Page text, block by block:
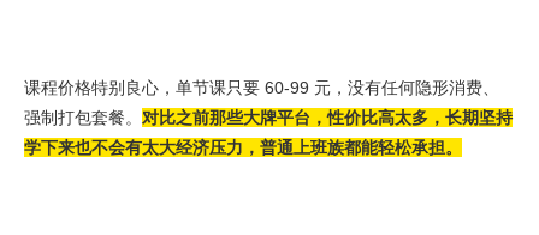
课程价格特别良心，单节课只要 60-99 元，没有任何隐形消费、
强制打包套餐。 对比之前那些大牌平台，性价比高太多，长期坚持
学下来也不会有太大经济压力，普通上班族都能轻松承担。